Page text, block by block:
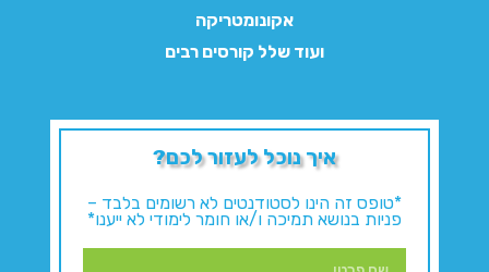
אקונומטריקה
ועוד שלל קורסים רבים
איך נוכל לעזור לכם?
*טופס זה הינו לסטודנטים לא רשומים בלבד –
פניות בנושא תמיכה ו/או חומר לימודי לא ייענו*